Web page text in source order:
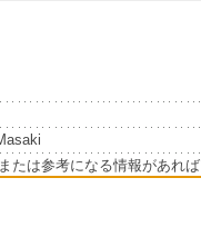
たは参考になる情報があれ